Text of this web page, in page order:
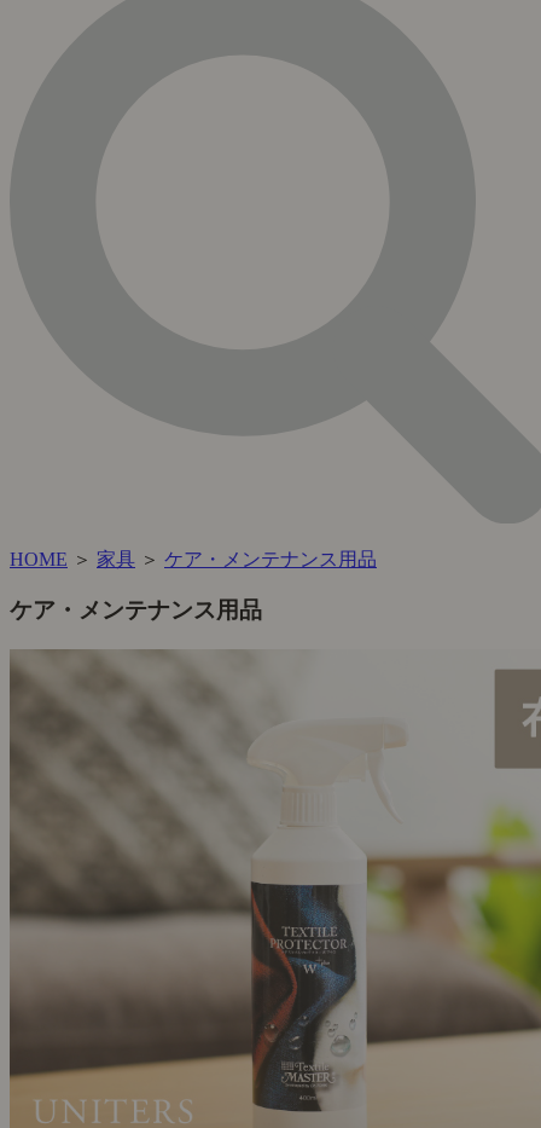
HOME ＞ 家具 ＞ ケア・メンテナンス用品
ケア・メンテナンス用品